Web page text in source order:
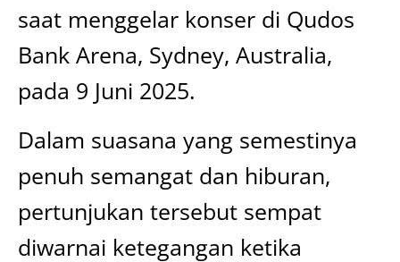
saat menggelar konser di Qudos
Bank Arena, Sydney, Australia,
pada 9 Juni 2025.
Dalam suasana yang semestinya
penuh semangat dan hiburan,
pertunjukan tersebut sempat
diwarnai ketegangan ketika